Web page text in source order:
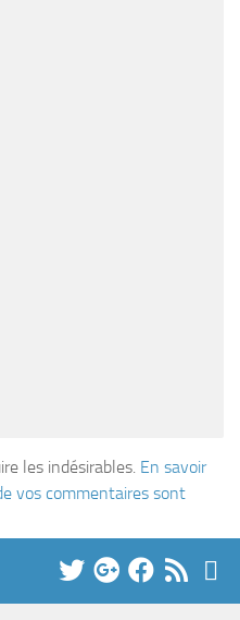
les indésirables. En savoir
vos commentaires sont